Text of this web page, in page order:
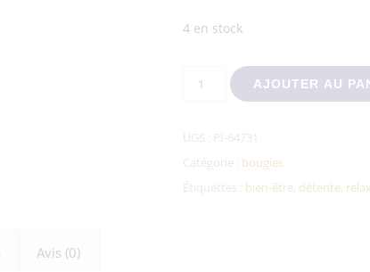
4 en stock
quantité de Bougie
AJOUTER AU
UGS :
PI-64731
Catégorie : bougies
bien-être détente
Avis (0)